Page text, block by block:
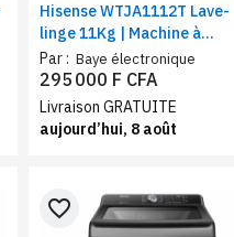
Hisense WTJA1112T Lave-
linge 11Kg | Machine à
charge supérieure |
Nettoyage à bulles | 10
programmes, Wifi, A
Par : Baye électronique
295 000 F CFA
Livraison GRATUITE
aujourd’hui, 8 août
favorite_border